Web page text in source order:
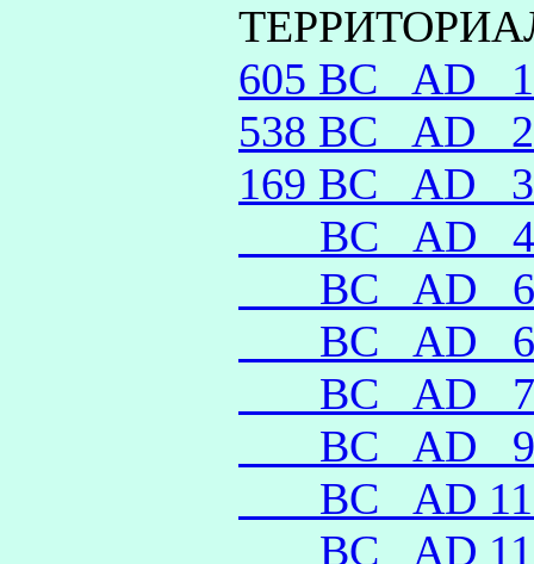
605 BC AD
538 BC AD
169 BC AD
__ BC AD
__ BC AD
__ BC AD
__ BC AD
__ BC AD
__ BC AD
__ BC AD